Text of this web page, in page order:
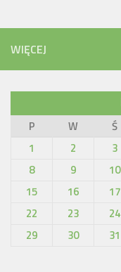
WIĘCEJ
P
W Ś
1
2 3
8
9 10
15
16 17
22
23 24
29
30
31